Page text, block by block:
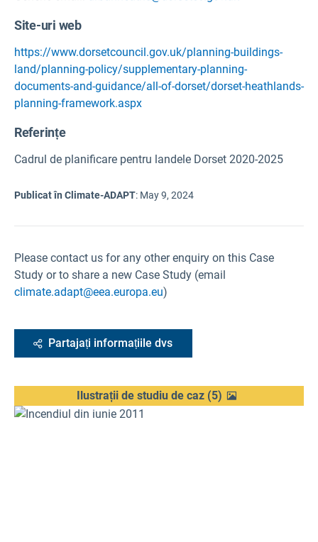
Site-uri web
https://www.dorsetcouncil.gov.uk/planning-buildings-
land/planning-policy/supplementary-planning-
documents-and-guidance/all-of-dorset/dorset-heathlands-
planning-framework.aspx
Referințe
Cadrul de planificare pentru landele Dorset 2020-2025
Publicat în Climate-ADAPT: May 9, 2024
Please contact us for any other enquiry on this Case
Study or to share a new Case Study (email
climate.adapt@eea.europa.eu)
Partajați informațiile dvs
Ilustrații de studiu de caz (5)